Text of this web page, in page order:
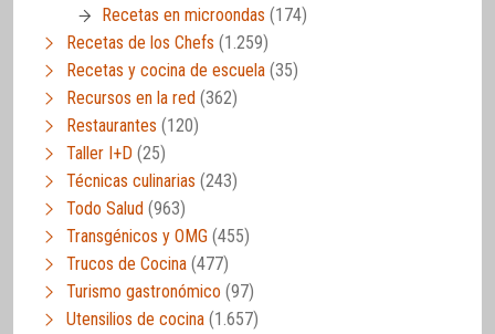
Recetas en microondas (174)
Recetas de los Chefs (1.259)
Recetas y cocina de escuela (35)
Recursos en la red (362)
Restaurantes (120)
Taller I+D (25)
Técnicas culinarias (243)
Todo Salud (963)
Transgénicos y OMG (455)
Trucos de Cocina (477)
Turismo gastronómico (97)
Utensilios de cocina (1.657)